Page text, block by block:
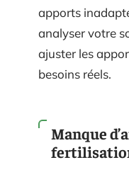
apports
analyser votre
ajuster les
besoins réels.
Manque